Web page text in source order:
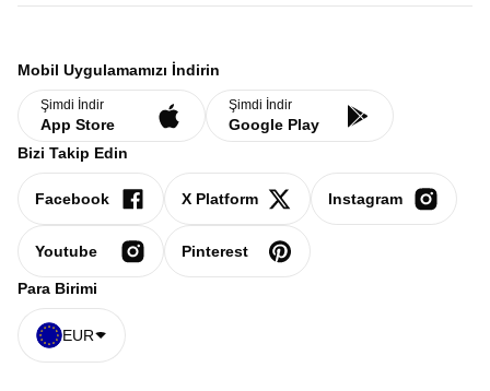
Mobil Uygulamamızı İndirin
Şimdi İndir
App Store
Şimdi İndir
Google Play
Bizi Takip Edin
Facebook X Platform Instagram
Youtube Pinterest
Para Birimi
EUR